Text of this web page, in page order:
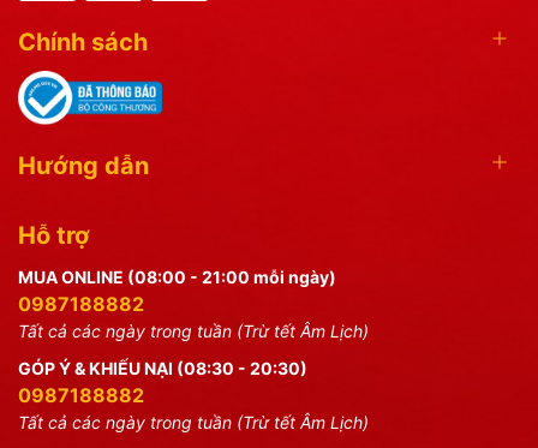
Chính sách
Hướng dẫn
Hỗ trợ
MUA ONLINE (08:00 - 21:00 mỗi ngày)
0987188882
Tất cả các ngày trong tuần (Trừ tết Âm Lịch)
GÓP Ý & KHIẾU NẠI (08:30 - 20:30)
0987188882
Tất cả các ngày trong tuần (Trừ tết Âm Lịch)